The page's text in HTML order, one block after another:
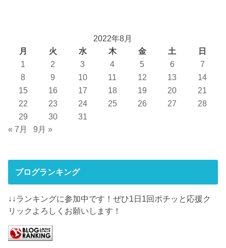
2022年8月
月
火 水 木 金 土
日
1
2 3 4 5 6
7
8
9 10 11 12 13
14
15
16 17 18 19 20
21
22
23 24 25 26 27
28
29
30
31
« 7月
9月 »
ブログランキング
↓↓ランキングに参加中です！ぜひ1日1回ポチッと応援ク
リックよろしくお願いします！